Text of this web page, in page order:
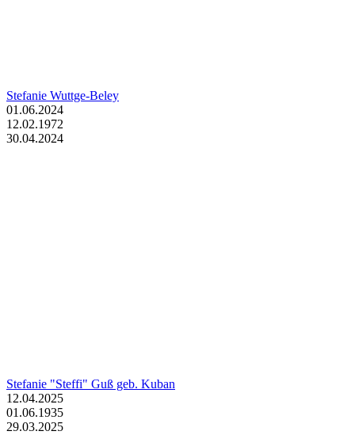
Stefanie Wuttge-Beley
01.06.2024
12.02.1972
30.04.2024
Stefanie "Steffi" Guß geb. Kuban
12.04.2025
01.06.1935
29.03.2025